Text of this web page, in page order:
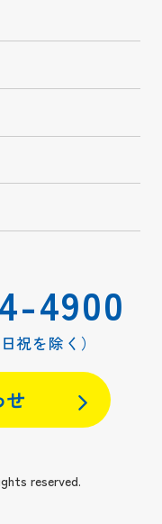
4900
祝を除く）
reserved.